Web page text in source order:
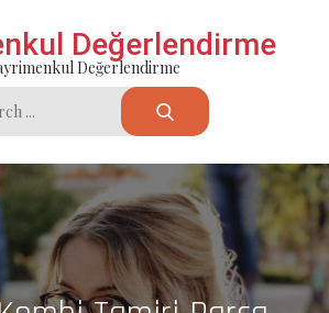
Değerlendirme
Değerlendirme